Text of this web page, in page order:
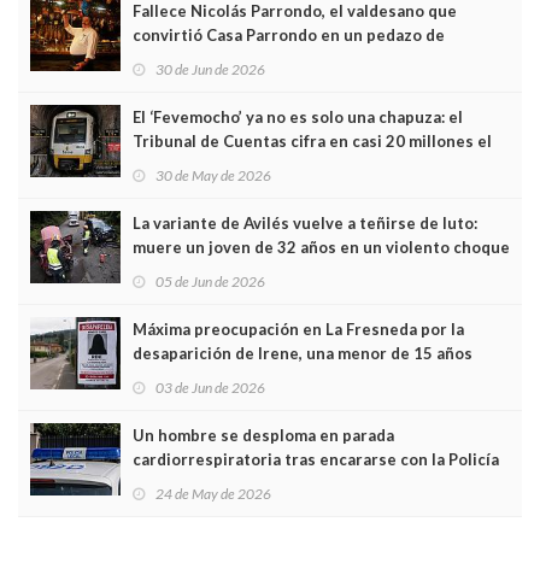
Fallece Nicolás Parrondo, el valdesano que
convirtió Casa Parrondo en un pedazo de
Asturias en Madrid
30 de Jun de 2026
El ‘Fevemocho’ ya no es solo una chapuza: el
Tribunal de Cuentas cifra en casi 20 millones el
sobrecoste de los trenes que no cabían por los
30 de May de 2026
La variante de Avilés vuelve a teñirse de luto:
muere un joven de 32 años en un violento choque
frontal
05 de Jun de 2026
Máxima preocupación en La Fresneda por la
desaparición de Irene, una menor de 15 años
03 de Jun de 2026
Un hombre se desploma en parada
cardiorrespiratoria tras encararse con la Policía
Local en Luanco
24 de May de 2026